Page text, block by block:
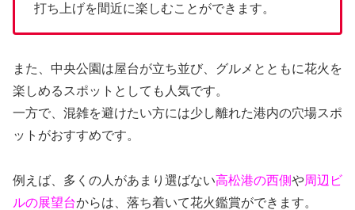
打ち上げを間近に楽しむことができます。
また、中央公園は屋台が立ち並び、グルメとともに花火を
楽しめるスポットとしても人気です。
一方で、混雑を避けたい方には少し離れた港内の穴場スポ
ットがおすすめです。
例えば、多くの人があまり選ばない高松港の西側や周辺ビ
ルの展望台からは、落ち着いて花火鑑賞ができます。